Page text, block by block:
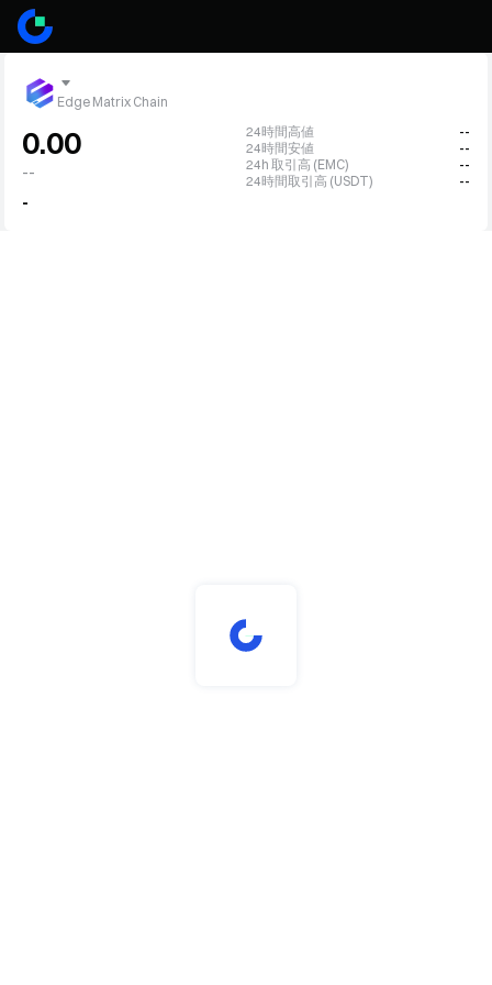
Edge Matrix Chain
0.00
--
-
24時間高値
--
24時間安値
--
24h 取引高 (EMC)
--
24時間取引高 (USDT)
--